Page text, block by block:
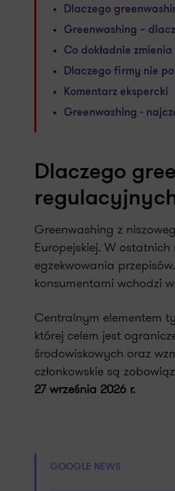
Dlaczego
Greenwashing –
Co dokładnie
Dlaczego firmy nie
Komentarz ekspercki
Greenwashing -
Dlaczego
Greenwashing z
Europejskiej. W
egzekwowania
konsumentami wchodzi
Centralnym elementem
której celem jest
środowiskowych oraz
członkowskie są
27 września 2026 r.
GOOGLE NEWS